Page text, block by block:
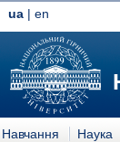
ua| en
Навчання Наука